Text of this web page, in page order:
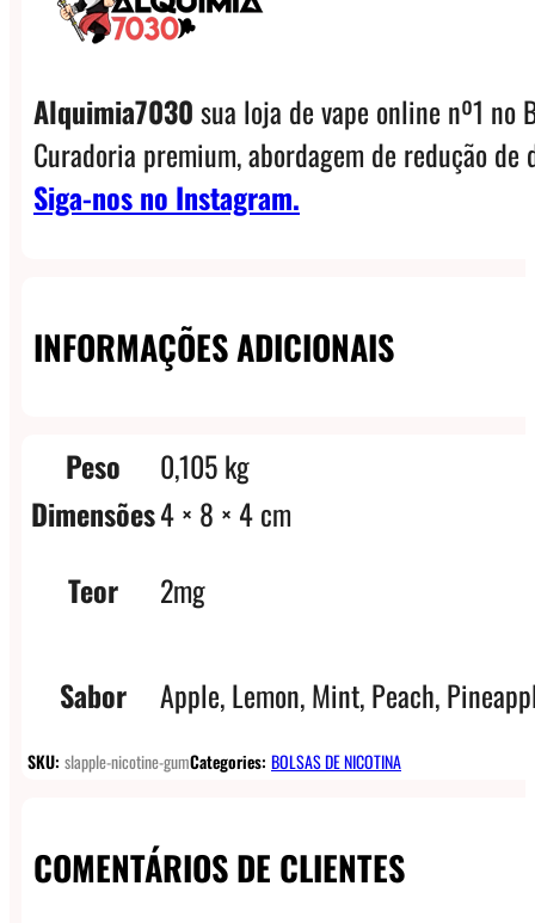
Alquimia7030sua loja de vape online nº1 no
Curadoria premium, abordagem de redução
Siga-nos no Instagram.
INFORMAÇÕES ADICIONAIS
Peso
0,105 kg
Dimensões4 × 8 × 4 cm
Teor
2mg
Sabor Apple, Lemon, Mint, Peach,
SKU: slapple-nicotine-gumCategories: BOLSAS DE NICOTINA
COMENTÁRIOS DE CLIENTES